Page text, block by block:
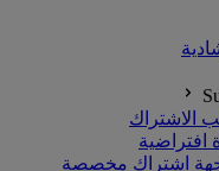
الاشتراك
افتراضية
اشتراك مخصصة